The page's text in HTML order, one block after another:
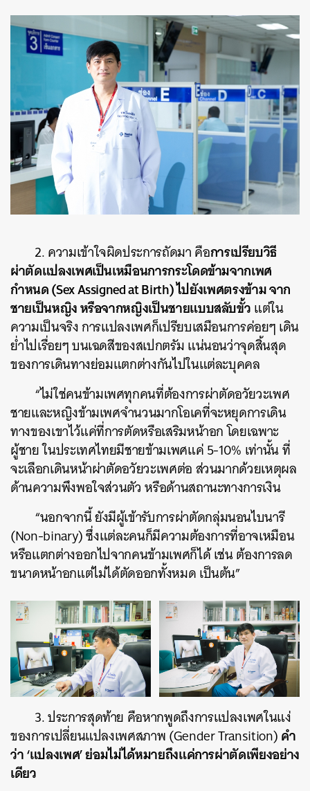
2. ความเข้าใจผิดประการถัดมา คือการเปรียบวิธี
ผ่าตัดแปลงเพศเป็นเหมือนการกระโดดข้ามจากเพศ
กำหนด (Sex Assigned at Birth) ไปยังเพศตรงข้าม จาก
ชายเป็นหญิง หรือจากหญิงเป็นชายแบบสลับขั้วแต่ใน
ความเป็นจริง การแปลงเพศก็เปรียบเสมือนการค่อยๆ เดิน
ย่ำไปเรื่อยๆ บนเฉดสีของสเปกตรัม แน่นอนว่าจุดสิ้นสุด
ของการเดินทางย่อมแตกต่างกันไปในแต่ละบุคคล
“ไม่ใช่คนข้ามเพศทุกคนที่ต้องการผ่าตัดอวัยวะเพศ
ชายและหญิงข้ามเพศจำนวนมากโอเคที่จะหยุดการเดิน
ทางของเขาไว้แค่ที่การตัดหรือเสริมหน้าอก โดยเฉพาะ
ผู้ชาย ในประเทศไทยมีชายข้ามเพศแค่ 5-10% เท่านั้น ที่
จะเลือกเดินหน้าผ่าตัดอวัยวะเพศต่อ ส่วนมากด้วยเหตุผล
ด้านความพึงพอใจส่วนตัว หรือด้านสถานะทางการเงิน
“นอกจากนี้ ยังมีผู้เข้ารับการผ่าตัดกลุ่มนอนไบนารี
(Non-binary) ซึ่งแต่ละคนก็มีความต้องการที่อาจเหมือน
หรือแตกต่างออกไปจากคนข้ามเพศก็ได้ เช่น ต้องการลด
ขนาดหน้าอกแต่ไม่ได้ตัดออกทั้งหมด เป็นต้น”
3. ประการสุดท้าย คือหากพูดถึงการแปลงเพศในแง่
ของการเปลี่ยนแปลงเพศสภาพ (Gender Transition)คำ
ว่า ‘แปลงเพศ’ ย่อมไม่ได้หมายถึงแค่การผ่าตัดเพียงอย่าง
เดียว